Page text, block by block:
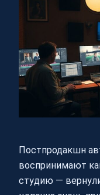
Постпродакшн
воспринимают
студию —